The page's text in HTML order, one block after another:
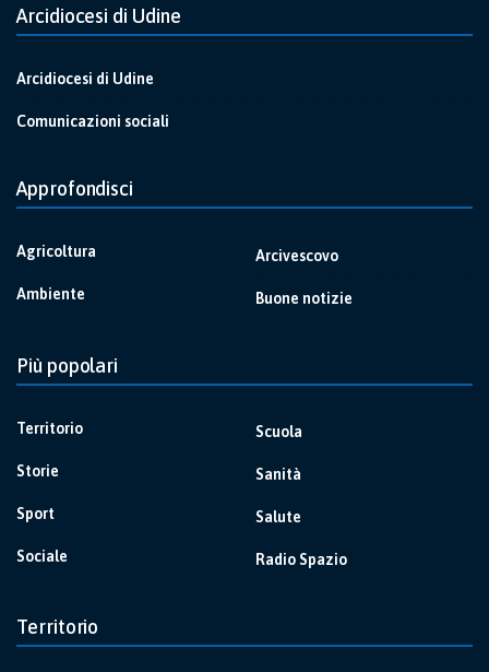
Arcidiocesi di Udine
Arcidiocesi di Udine
Comunicazioni sociali
Approfondisci
Agricoltura
Ambiente
Arcivescovo
Buone notizie
Più popolari
Territorio
Storie
Sport
Sociale
Scuola
Sanità
Salute
Radio Spazio
Territorio